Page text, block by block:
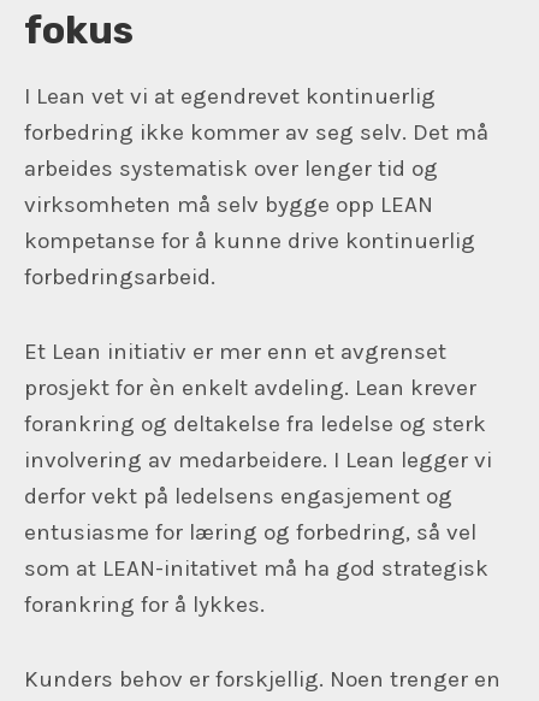
fokus
I Lean vet vi at egendrevet kontinuerlig
forbedring ikke kommer av seg selv. Det må
arbeides systematisk over lenger tid og
virksomheten må selv bygge opp LEAN
kompetanse for å kunne drive kontinuerlig
forbedringsarbeid.
Et Lean initiativ er mer enn et avgrenset
prosjekt for èn enkelt avdeling. Lean krever
forankring og deltakelse fra ledelse og sterk
involvering av medarbeidere. I Lean legger vi
derfor vekt på ledelsens engasjement og
entusiasme for læring og forbedring, så vel
som at LEAN-initativet må ha god strategisk
forankring for å lykkes.
Kunders behov er forskjellig. Noen trenger en